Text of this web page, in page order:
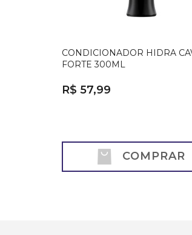
CONDICIONADOR HIDRA
FORTE 300ML
R$ 57,99
COMPRAR